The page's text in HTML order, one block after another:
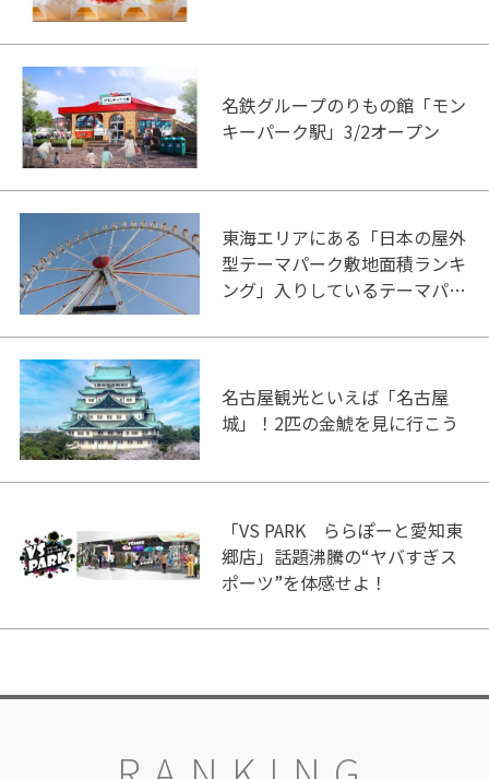
名鉄グループのりもの館「モン
キーパーク駅」3/2オープン
東海エリアにある「日本の屋外
型テーマパーク敷地面積ランキ
ング」入りしているテーマパー
名古屋観光といえば「名古屋
城」！2匹の金鯱を見に行こう
「VS PARK ららぽーと愛知東
郷店」話題沸騰の“ヤバすぎス
ポーツ”を体感せよ！